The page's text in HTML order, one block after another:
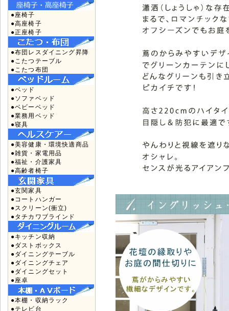
●座椅子
●高座椅子
●正座椅子
●布団レスダイニング昇降
●こたつテーブル
●こたつ布団
●ベッド
●ソファベッド
●ベビーベッド
●業務用ベッド
●寝具
●美容健康・環境快適商品
●雑貨・家電用品
●福祉・介護家具
●高齢者椅子
●玄関家具
●コートハンガー
●スクリーン(衝立)
●タチカワブラインド
●キッチン収納
●ダストボックス
●ダイニングテーブル
●ダイニングチェア
●ダイニングセット
●座卓
●本棚・収納ラック
●テレビ台